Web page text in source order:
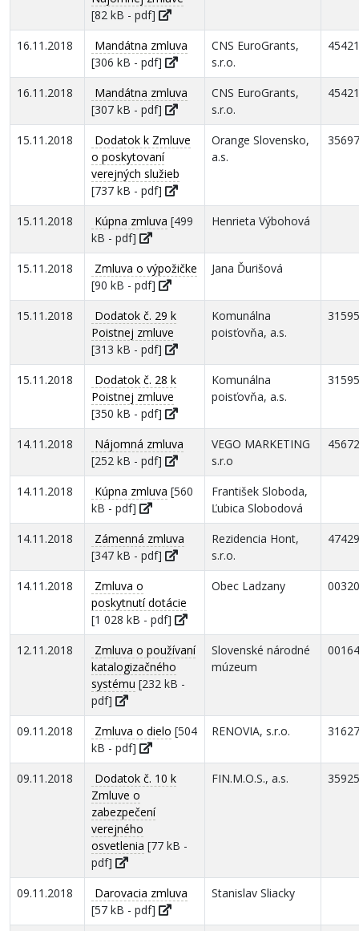
[82 kB - pdf]
16.11.2018
Mandátna zmluva
[306 kB - pdf]
CNS EuroGrants,
s.r.o.
16.11.2018
Mandátna zmluva
[307 kB - pdf]
CNS EuroGrants,
s.r.o.
15.11.2018
Dodatok k Zmluve
o poskytovaní
verejných služieb
[737 kB - pdf]
Orange Slovensko,
a.s.
15.11.2018 Kúpna zmluva [499
kB - pdf]
Henrieta Výbohová
15.11.2018
Zmluva o výpožičke
[90 kB - pdf]
Jana Ďurišová
15.11.2018
Dodatok č. 29 k
Poistnej zmluve
[313 kB - pdf]
Komunálna
poisťovňa, a.s.
15.11.2018
Dodatok č. 28 k
Poistnej zmluve
[350 kB - pdf]
Komunálna
poisťovňa, a.s.
14.11.2018
Nájomná zmluva
[252 kB - pdf]
VEGO MARKETING
s.r.o
14.11.2018 Kúpna zmluva [560
kB - pdf]
František Sloboda,
Ľubica Slobodová
14.11.2018
Zámenná zmluva
[347 kB - pdf]
Rezidencia Hont,
s.r.o.
14.11.2018
Zmluva o
poskytnutí dotácie
[1 028 kB - pdf]
Obec Ladzany
12.11.2018
Zmluva o používaní
katalogizačného
systému [232 kB -
pdf]
Slovenské národné
múzeum
09.11.2018 Zmluva o dielo [504
kB - pdf]
RENOVIA, s.r.o.
09.11.2018
Dodatok č. 10 k
Zmluve o
zabezpečení
verejného
osvetlenia [77 kB -
pdf]
FIN.M.O.S., a.s.
09.11.2018
Darovacia zmluva
[57 kB - pdf]
Stanislav Sliacky